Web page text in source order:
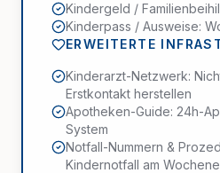
Kindergeld /
Kinderpass / Ausweise:
ERWEITERTE
Kinderarzt-Netzwerk:
Erstkontakt herstellen
Apotheken-Guide: 24h-
System
Notfall-Nummern &
Kindernotfall am